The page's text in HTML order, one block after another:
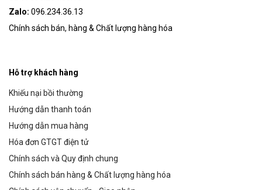
Zalo: 096.234.36.13
Chính sách bán, hàng & Chất lượng hàng hóa
Hỗ trợ khách hàng
Khiếu nại bồi thường
Hướng dẫn thanh toán
Hướng dẫn mua hàng
Hóa đơn GTGT điện tử
Chính sách và Quy định chung
Chính sách bán hàng & Chất lượng hàng hóa